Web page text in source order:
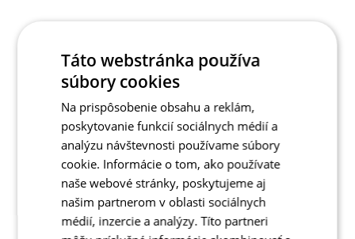
Táto webstránka používa
súbory cookies
Na prispôsobenie obsahu a reklám,
poskytovanie funkcií sociálnych médií a
analýzu návštevnosti používame súbory
cookie. Informácie o tom, ako používate
naše webové stránky, poskytujeme aj
našim partnerom v oblasti sociálnych
médií, inzercie a analýzy. Títo partneri